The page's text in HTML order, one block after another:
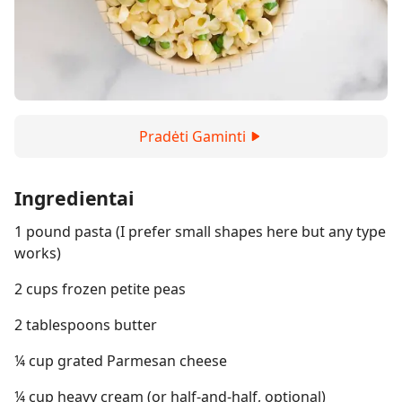
Pradėti Gaminti
Ingredientai
1 pound pasta (I prefer small shapes here but any type
works)
2 cups frozen petite peas
2 tablespoons butter
¼ cup grated Parmesan cheese
¼ cup heavy cream (or half-and-half, optional)